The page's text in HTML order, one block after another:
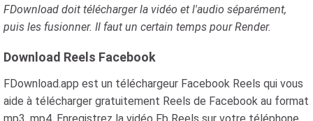
FDownload doit télécharger la vidéo et l'audio séparément,
puis les fusionner. Il faut un certain temps pour Render.
Download Reels Facebook
FDownload.app est un téléchargeur Facebook Reels qui vous
aide à télécharger gratuitement Reels de Facebook au format